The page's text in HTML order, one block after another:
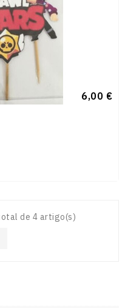
Preço
6,00 €
de 4 artigo(s)